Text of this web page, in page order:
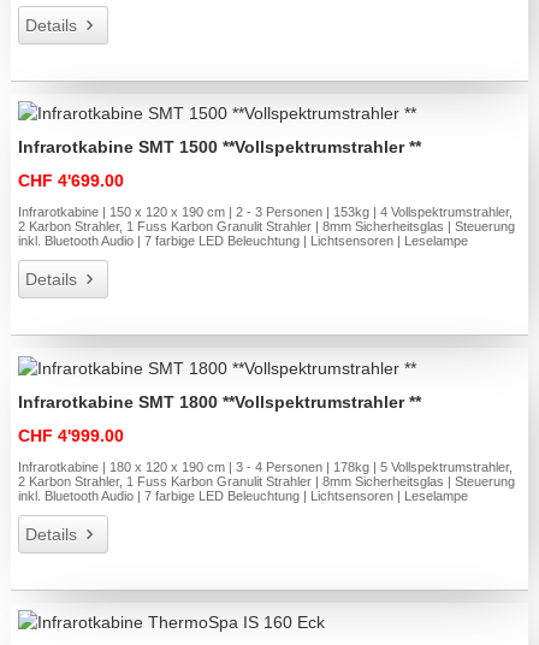
Details
Infrarotkabine SMT 1500 **Vollspektrumstrahler **
CHF 4'699.00
Infrarotkabine | 150 x 120 x 190 cm | 2 - 3 Personen | 153kg | 4 Vollspektrumstrahler,
2 Karbon Strahler, 1 Fuss Karbon Granulit Strahler | 8mm Sicherheitsglas | Steuerung
inkl. Bluetooth Audio | 7 farbige LED Beleuchtung | Lichtsensoren | Leselampe
Details
Infrarotkabine SMT 1800 **Vollspektrumstrahler **
CHF 4'999.00
Infrarotkabine | 180 x 120 x 190 cm | 3 - 4 Personen | 178kg | 5 Vollspektrumstrahler,
2 Karbon Strahler, 1 Fuss Karbon Granulit Strahler | 8mm Sicherheitsglas | Steuerung
inkl. Bluetooth Audio | 7 farbige LED Beleuchtung | Lichtsensoren | Leselampe
Details